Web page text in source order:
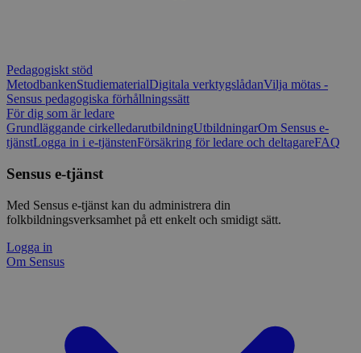
Pedagogiskt stöd
MetodbankenStudiematerialDigitala verktygslådanVilja mötas -
Sensus pedagogiska förhållningssätt
För dig som är ledare
Grundläggande cirkelledarutbildningUtbildningarOm Sensus e-
tjänstLogga in i e-tjänstenFörsäkring för ledare och deltagareFAQ
Sensus e-tjänst
Med Sensus e-tjänst kan du administrera din
folkbildningsverksamhet på ett enkelt och smidigt sätt.
Logga in
Om Sensus